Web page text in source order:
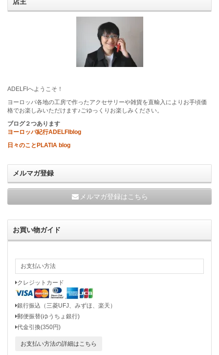
店主
ADELFIへようこそ！
ヨーロッパ各地の工房で作ったアクセサリーや雑貨を直輸入によりお手頃価
格でお楽しみいただけます♪ごゆっくりお楽しみください。
ブログ２つあります
ヨーロッパ紀行ADELFIblog
日々のことPLATIA blog
メルマガ登録
メルマガ登録はこちら
お買い物ガイド
お支払い方法
クレジットカード
銀行振込（三菱UFJ、みずほ、楽天）
郵便振替(ゆうちょ銀行)
代金引換(350円)
お支払い方法の詳細はこちら